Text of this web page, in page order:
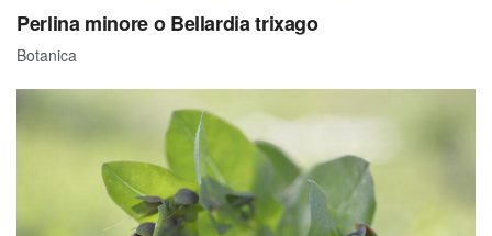
Perlina minore o Bellardia trixago
Botanica